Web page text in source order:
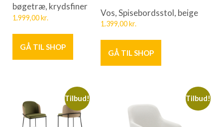
bøgetræ, krydsfiner
1.999,00kr.
GÅ TIL SHOP
Vos, Spisebordsstol, beige
1.399,00kr.
GÅ TIL SHOP
Tilbud! Tilbud!